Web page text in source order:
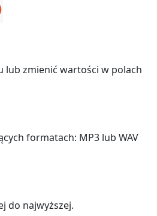
lub zmienić wartości w polach
formatach: MP3 lub WAV
do najwyższej.